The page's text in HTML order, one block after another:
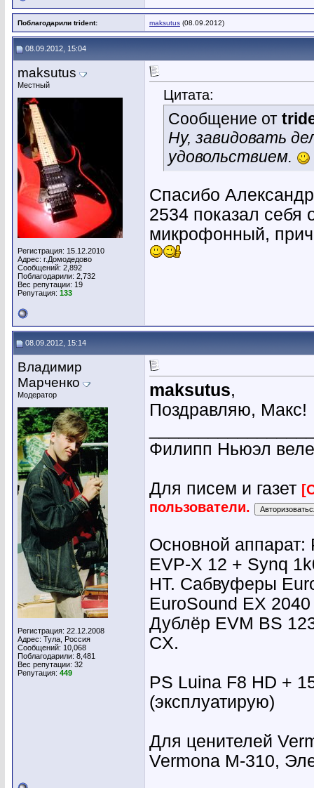
Поблагодарили trident: maksutus (08.09.2012)
08.09.2012, 15:04
maksutus
Местный
Регистрация: 15.12.2010
Адрес: г.Домодедово
Сообщений: 2,892
Поблагодарили: 2,732
Вес репутации: 19
Репутация: 133
Цитата:
Сообщение от
Ну, завидовать
удовольствием.
Спасибо
2534 показал себя
микрофонный,
08.09.2012, 15:14
Владимир
Марченко
Модератор
Регистрация: 22.12.2008
Адрес: Тула, Россия
Сообщений: 10,068
Поблагодарили: 8,481
Вес репутации: 32
Репутация: 449
maksutus,
Поздравляю, Макс!
Филипп Ньюэл
Для писем и газет
пользователи.
Основной аппарат:
EVP-X 12 + Synq
HT. Сабвуферы
EuroSound EX 2040
Дублёр EVM BS
CX.
PS Luina F8 HD +
(эксплуатирую)
Для ценителей
Vermona M-310,